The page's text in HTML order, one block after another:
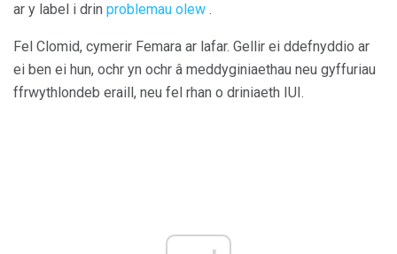
ar y label i drin problemau olew .
Fel Clomid, cymerir Femara ar lafar. Gellir ei ddefnyddio ar
ei ben ei hun, ochr yn ochr â meddyginiaethau neu gyffuriau
ffrwythlondeb eraill, neu fel rhan o driniaeth IUI.